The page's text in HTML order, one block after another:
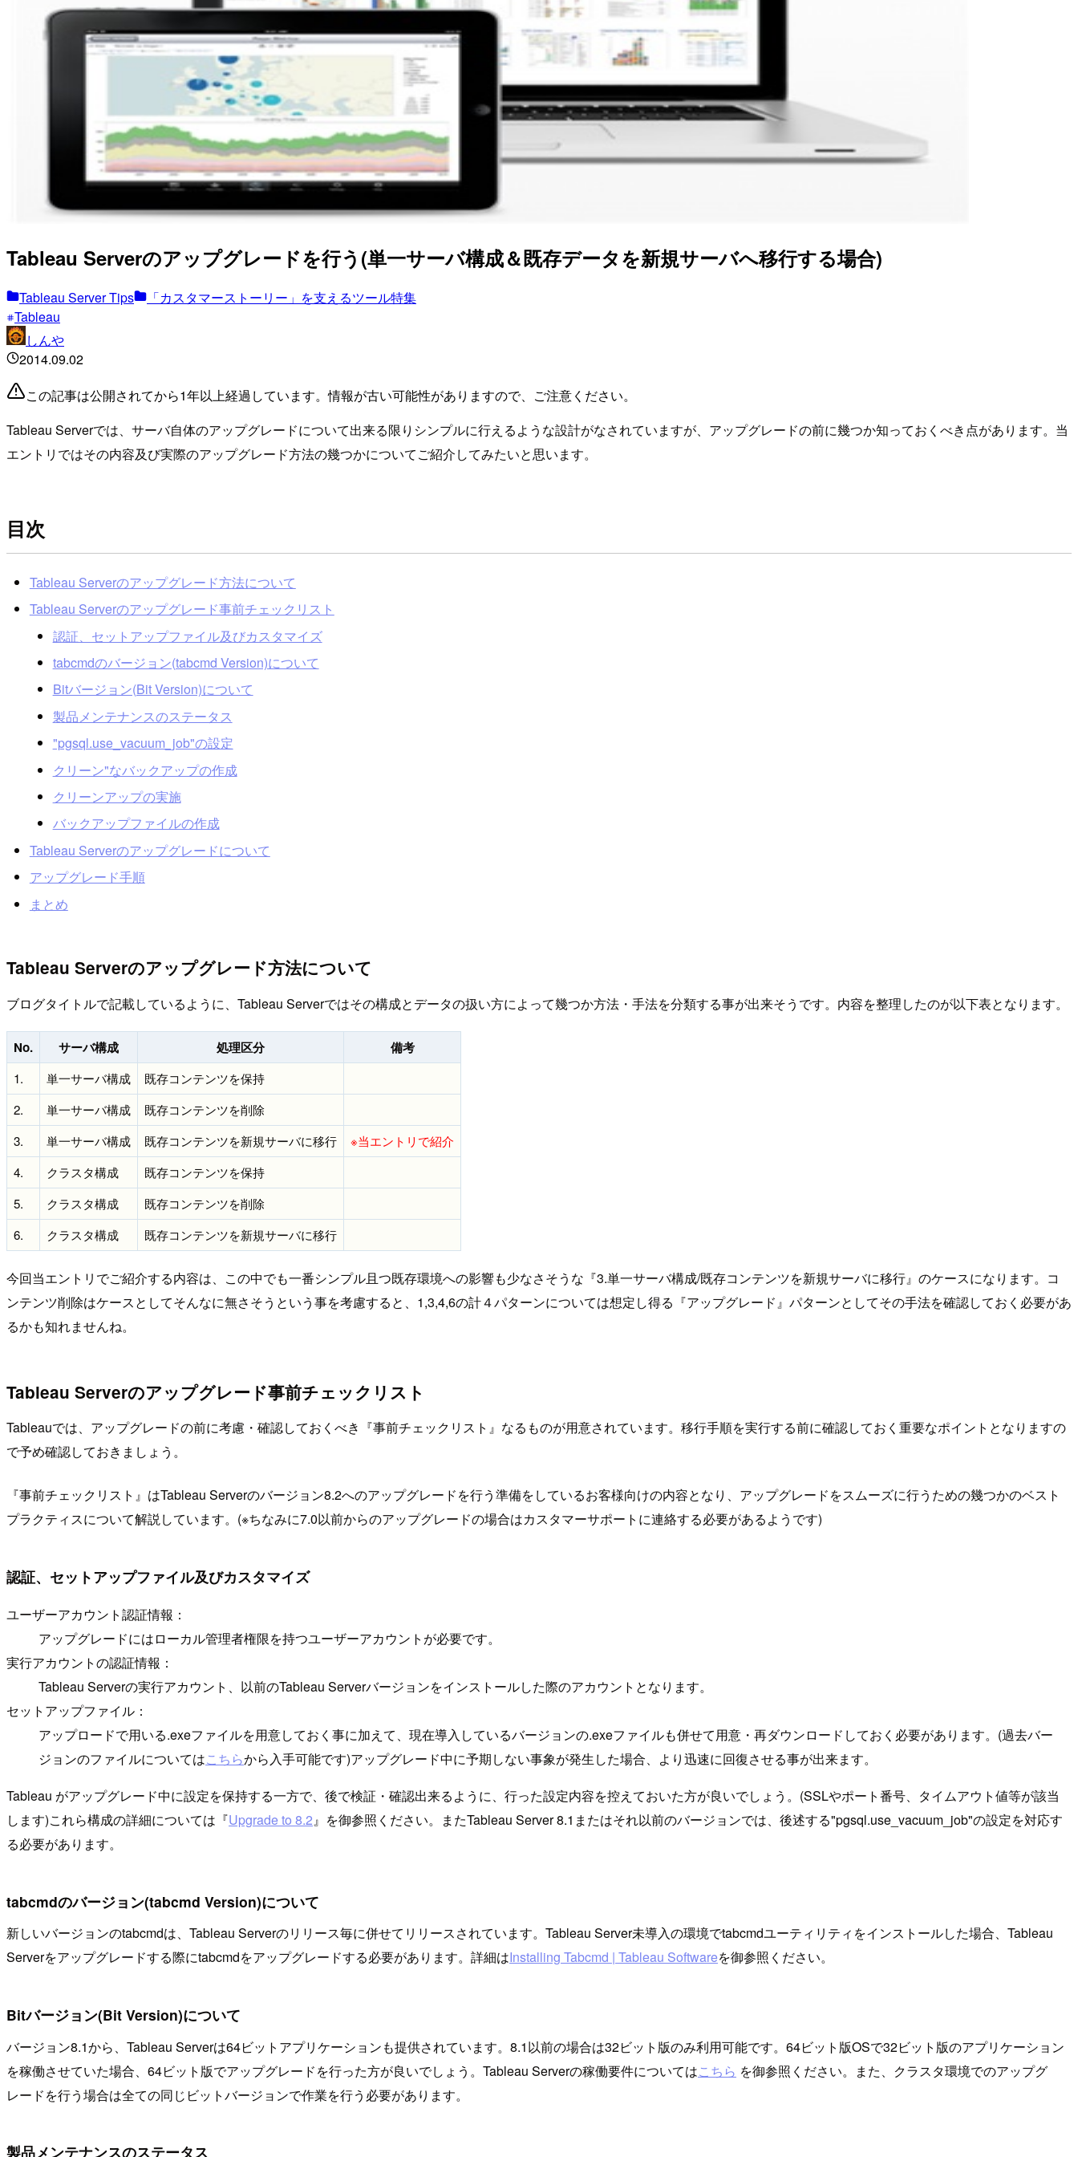
Tableau Serverのアップグレードを行う(単一サーバ構成＆既存データを新規サーバへ移行する場合)
Tableau Server Tips
「カスタマーストーリー」を支えるツール特集
Tableau
しんや
2014.09.02
この記事は公開されてから1年以上経過しています。情報が古い可能性がありますので、ご注意ください。
Tableau Serverでは、サーバ自体のアップグレードについて出来る限りシンプルに行えるような設計がなされていますが、アップグレードの前に幾つか知っておくべき点があります。当
エントリではその内容及び実際のアップグレード方法の幾つかについてご紹介してみたいと思います。
目次
Tableau Serverのアップグレード方法について
Tableau Serverのアップグレード事前チェックリスト
認証、セットアップファイル及びカスタマイズ
tabcmdのバージョン(tabcmd Version)について
Bitバージョン(Bit Version)について
製品メンテナンスのステータス
"pgsql.use_vacuum_job"の設定
クリーン"なバックアップの作成
クリーンアップの実施
バックアップファイルの作成
Tableau Serverのアップグレードについて
アップグレード手順
まとめ
Tableau Serverのアップグレード方法について
ブログタイトルで記載しているように、Tableau Serverではその構成とデータの扱い方によって幾つか方法・手法を分類する事が出来そうです。内容を整理したのが以下表となります。
No. サーバ構成 処理区分 備考
1. 単一サーバ構成
既存コンテンツを保持
2.
単一サーバ構成
既存コンテンツを削除
3.
単一サーバ構成 既存コンテンツを新規サーバに移行
※当エントリで紹介
4.
クラスタ構成
既存コンテンツを保持
5.
クラスタ構成
既存コンテンツを削除
6.
クラスタ構成 既存コンテンツを新規サーバに移行
今回当エントリでご紹介する内容は、この中でも一番シンプル且つ既存環境への影響も少なさそうな『3.単一サーバ構成/既存コンテンツを新規サーバに移行』のケースになります。コ
ンテンツ削除はケースとしてそんなに無さそうという事を考慮すると、1,3,4,6の計４パターンについては想定し得る『アップグレード』パターンとしてその手法を確認しておく必要があ
るかも知れませんね。
Tableau Serverのアップグレード事前チェックリスト
Tableauでは、アップグレードの前に考慮・確認しておくべき『事前チェックリスト』なるものが用意されています。移行手順を実行する前に確認しておく重要なポイントとなりますの
で予め確認しておきましょう。
『事前チェックリスト』はTableau Serverのバージョン8.2へのアップグレードを行う準備をしているお客様向けの内容となり、アップグレードをスムーズに行うための幾つかのベスト
プラクティスについて解説しています。(※ちなみに7.0以前からのアップグレードの場合はカスタマーサポートに連絡する必要があるようです)
認証、セットアップファイル及びカスタマイズ
ユーザーアカウント認証情報：
アップグレードにはローカル管理者権限を持つユーザーアカウントが必要です。
実行アカウントの認証情報：
Tableau Serverの実行アカウント、以前のTableau Serverバージョンをインストールした際のアカウントとなります。
セットアップファイル：
アップロードで用いる.exeファイルを用意しておく事に加えて、現在導入しているバージョンの.exeファイルも併せて用意・再ダウンロードしておく必要があります。(過去バー
ジョンのファイルについてはこちらから入手可能です)アップグレード中に予期しない事象が発生した場合、より迅速に回復させる事が出来ます。
Tableau がアップグレード中に設定を保持する一方で、後で検証・確認出来るように、行った設定内容を控えておいた方が良いでしょう。(SSLやポート番号、タイムアウト値等が該当
します)これら構成の詳細については『Upgrade to 8.2』を御参照ください。またTableau Server 8.1またはそれ以前のバージョンでは、後述する"pgsql.use_vacuum_job"の設定を対応す
る必要があります。
tabcmdのバージョン(tabcmd Version)について
新しいバージョンのtabcmdは、Tableau Serverのリリース毎に併せてリリースされています。Tableau Server未導入の環境でtabcmdユーティリティをインストールした場合、Tableau
Serverをアップグレードする際にtabcmdをアップグレードする必要があります。詳細はInstalling Tabcmd | Tableau Softwareを御参照ください。
Bitバージョン(Bit Version)について
バージョン8.1から、Tableau Serverは64ビットアプリケーションも提供されています。8.1以前の場合は32ビット版のみ利用可能です。64ビット版OSで32ビット版のアプリケーション
を稼働させていた場合、64ビット版でアップグレードを行った方が良いでしょう。Tableau Serverの稼働要件についてはこちら を御参照ください。また、クラスタ環境でのアップグ
レードを行う場合は全ての同じビットバージョンで作業を行う必要があります。
製品メンテナンスのステータス